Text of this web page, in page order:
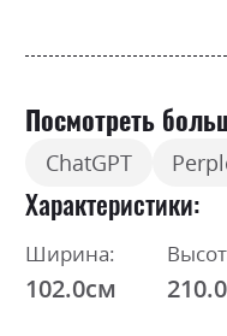
Посмотреть
ChatGPT
Характеристики
Ширина:
102.0см